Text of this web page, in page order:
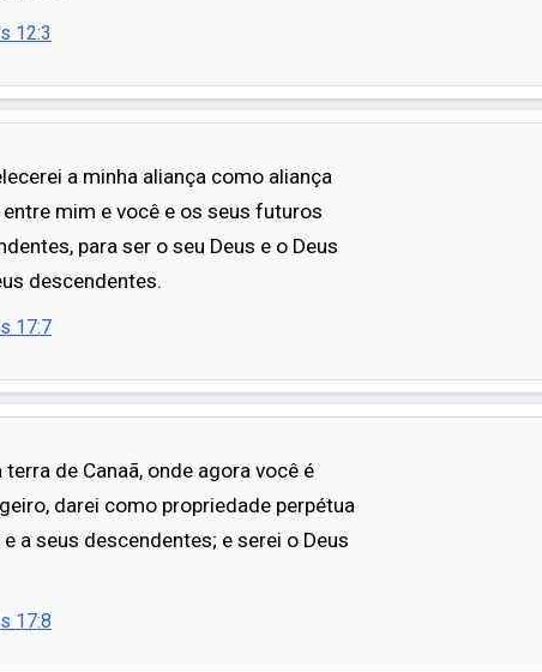
12:3
a minha aliança como aliança
entre mim e você e os seus futuros
para ser o seu Deus e o Deus
descendentes.
17:7
terra de Canaã, onde agora você é
darei como propriedade perpétua
e a seus descendentes; e serei o Deus
17:8